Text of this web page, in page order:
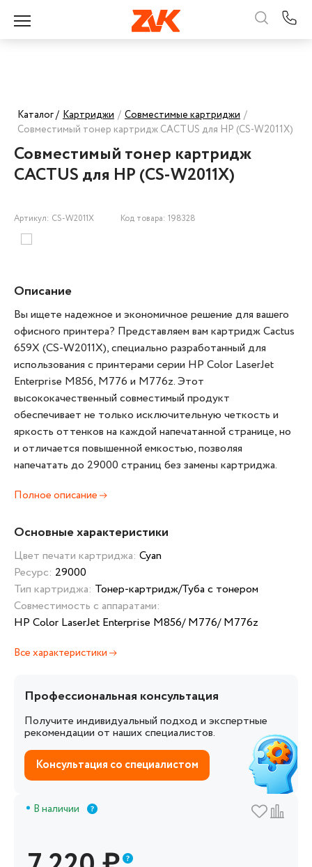
Каталог / Картриджи / Совместимые картриджи /
Совместимый тонер картридж CACTUS для HP (CS-W2011X)
Совместимый тонер картридж
CACTUS для HP (CS-W2011X)
Артикул: CS-W2011X Код товара: 198328
Описание
Вы ищете надежное и экономичное решение для вашего
офисного принтера? Представляем вам картридж Cactus
659X (CS-W2011X), специально разработанный для
использования с принтерами серии HP Color LaserJet
Enterprise M856, M776 и M776z. Этот
высококачественный совместимый продукт
обеспечивает не только исключительную четкость и
яркость оттенков на каждой напечатанной странице, но
и отличается повышенной емкостью, позволяя
напечатать до 29000 страниц без замены картриджа.
Полное описание
Основные характеристики
Цвет печати картриджа: Cyan
Ресурс: 29000
Тип картриджа: Тонер-картридж/Туба с тонером
Совместимость с аппаратами:
HP Color LaserJet Enterprise M856/ M776/ M776z
Все характеристики
Профессиональная консультация
Получите индивидуальный подход и экспертные
рекомендации от наших специалистов.
Консультация со специалистом
В наличии